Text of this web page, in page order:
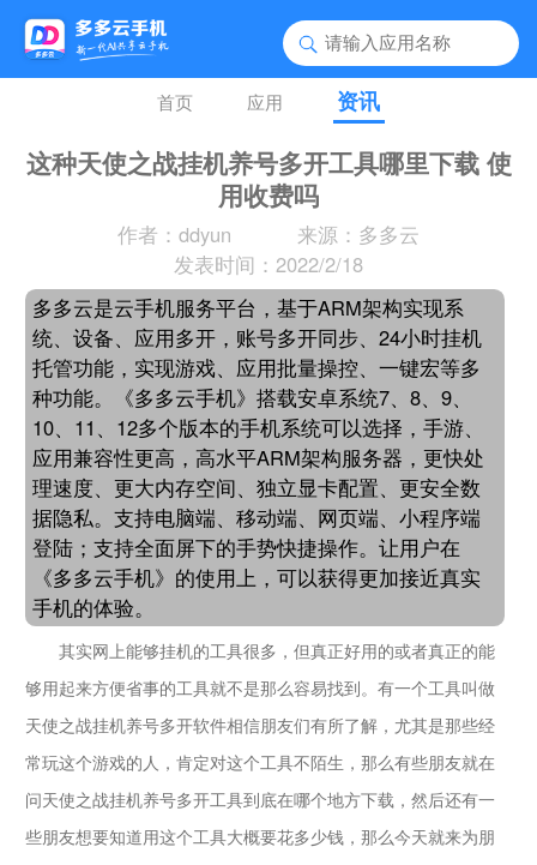
首页 应用 资讯
这种天使之战挂机养号多开工具哪里下载 使
用收费吗
作者：ddyun
来源：多多云
发表时间：2022/2/18
多多云是云手机服务平台，基于ARM架构实现系
统、设备、应用多开，账号多开同步、24小时挂机
托管功能，实现游戏、应用批量操控、一键宏等多
种功能。《多多云手机》搭载安卓系统7、8、9、
10、11、12多个版本的手机系统可以选择，手游、
应用兼容性更高，高水平ARM架构服务器，更快处
理速度、更大内存空间、独立显卡配置、更安全数
据隐私。支持电脑端、移动端、网页端、小程序端
登陆；支持全面屏下的手势快捷操作。让用户在
《多多云手机》的使用上，可以获得更加接近真实
手机的体验。
其实网上能够挂机的工具很多，但真正好用的或者真正的能
够用起来方便省事的工具就不是那么容易找到。有一个工具叫做
天使之战挂机养号多开软件相信朋友们有所了解，尤其是那些经
常玩这个游戏的人，肯定对这个工具不陌生，那么有些朋友就在
问天使之战挂机养号多开工具到底在哪个地方下载，然后还有一
些朋友想要知道用这个工具大概要花多少钱，那么今天就来为朋